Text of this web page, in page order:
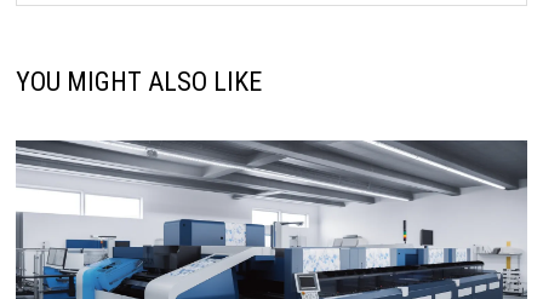
YOU MIGHT ALSO LIKE